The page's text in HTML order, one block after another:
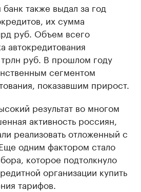
также выдал за год
их сумма
руб. Объем всего
автокредитования
руб. В прошлом году
сегментом
показавшим прирост.
результат во многом
активность россиян,
реализовать отложенный с
одним фактором стало
которое подтолкнуло
организации купить
тарифов.